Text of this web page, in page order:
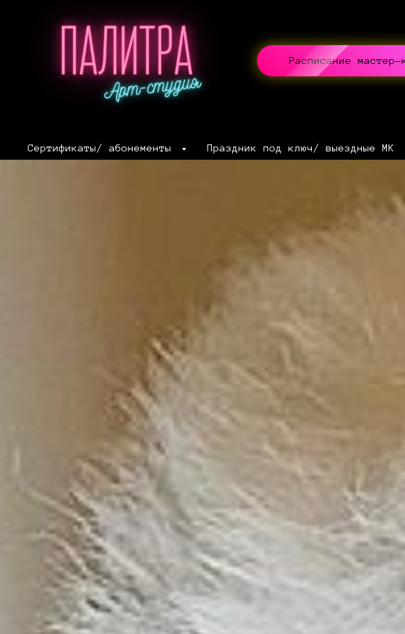
Расписание мастер-
Сертификаты/ абонементы Праздник под ключ/ выездные МК